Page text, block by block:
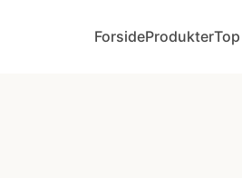
ForsideProdukter